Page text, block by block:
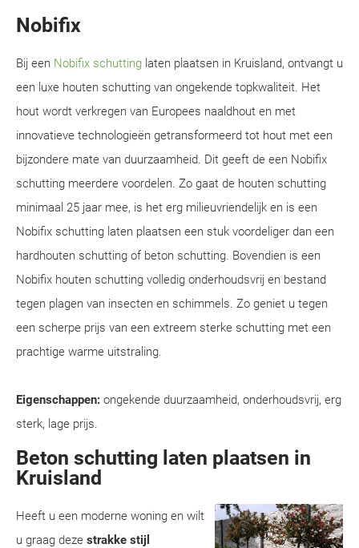
Nobifix
Bij een Nobifix schutting laten plaatsen in Kruisland, ontvangt u
een luxe houten schutting van ongekende topkwaliteit. Het
hout wordt verkregen van Europees naaldhout en met
innovatieve technologieën getransformeerd tot hout met een
bijzondere mate van duurzaamheid. Dit geeft de een Nobifix
schutting meerdere voordelen. Zo gaat de houten schutting
minimaal 25 jaar mee, is het erg milieuvriendelijk en is een
Nobifix schutting laten plaatsen een stuk voordeliger dan een
hardhouten schutting of beton schutting. Bovendien is een
Nobifix houten schutting volledig onderhoudsvrij en bestand
tegen plagen van insecten en schimmels. Zo geniet u tegen
een scherpe prijs van een extreem sterke schutting met een
prachtige warme uitstraling.
Eigenschappen: ongekende duurzaamheid, onderhoudsvrij, erg
sterk, lage prijs.
Beton schutting laten plaatsen in
Kruisland
Heeft u een moderne woning en wilt
u graag deze strakke stijl